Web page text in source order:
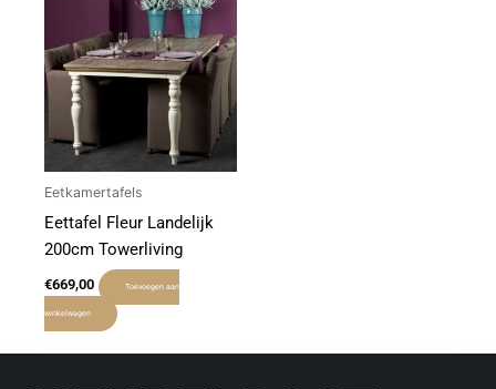
Eetkamertafels
Eettafel Fleur Landelijk
200cm Towerliving
€669,00 Toevoegen aan
winkelwagen